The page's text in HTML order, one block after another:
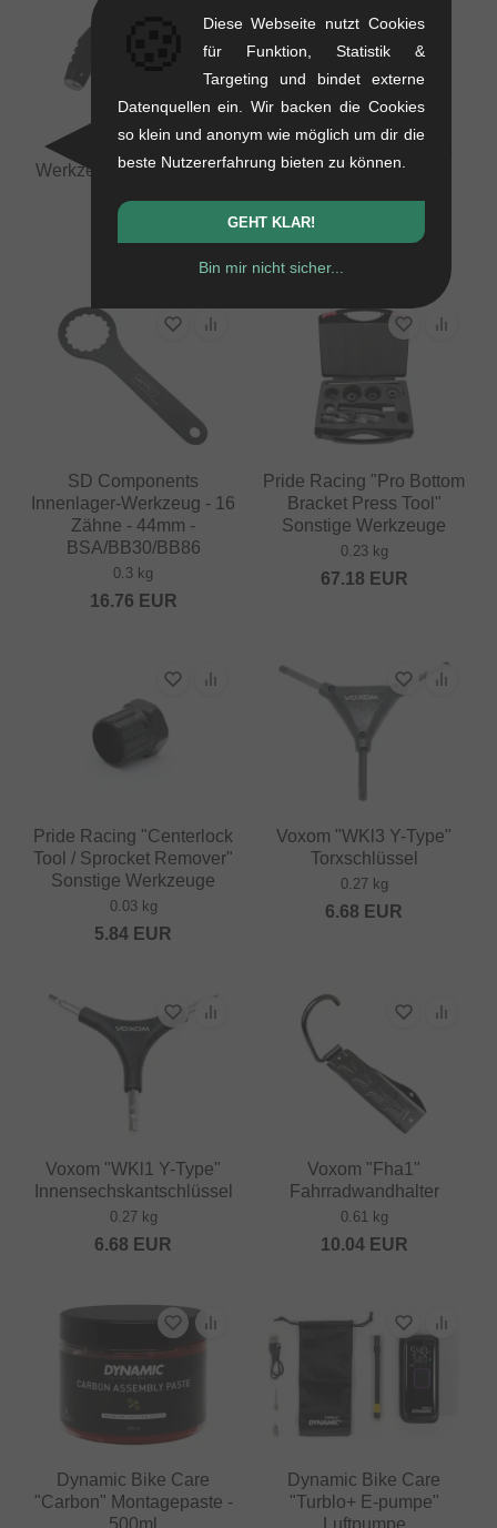
Forward
Werkzeug (Guide Cable)
Pride Racing
"Disassembly Ratchet
Ring Tool" Sonstige
100.80EUR
SD Components
Innenlager-Werkzeug - 16
Zähne - 44mm -
BSA/BB30/BB86
0.3 kg
16.76 EUR
Pride Racing "Pro Bottom
Bracket Press Tool"
Sonstige Werkzeuge
0.23 kg
67.18 EUR
Pride Racing "Centerlock
Tool / Sprocket Remover"
Sonstige Werkzeuge
0.03 kg
5.84 EUR
Voxom "WKl3 Y-Type"
Torxschlüssel
0.27 kg
6.68 EUR
Voxom "WKl1 Y-Type"
Innensechskantschlüssel
0.27 kg
6.68 EUR
Voxom "Fha1"
Fahrradwandhalter
0.61 kg
10.04EUR
Dynamic Bike Care
"Carbon" Montagepaste -
500ml
Dynamic Bike Care
"Turblo+ E-pumpe"
Luftpumpe
Diese Webseite nutzt Cookies
für Funktion, Statistik &
Targeting und bindet externe
Datenquellen ein. Wir backen die Cookies
so klein und anonym wie möglich um dir die
beste Nutzererfahrung bieten zu können.
GEHT KLAR!
Bin mir nicht sicher...